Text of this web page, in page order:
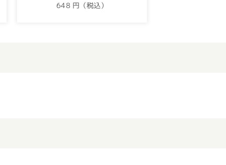
648 円（税込）